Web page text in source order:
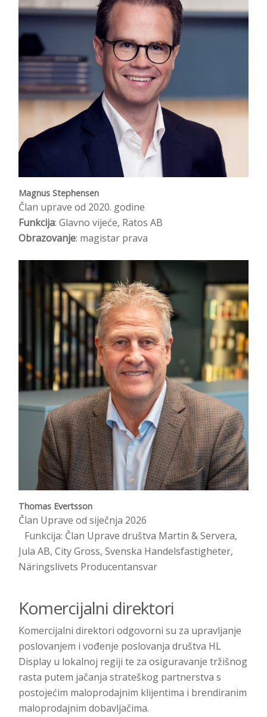
Magnus Stephensen
Član uprave od 2020. godine
Funkcija: Glavno vijeće, Ratos AB
Obrazovanje: magistar prava
Thomas Evertsson
Član Uprave od siječnja 2026
Funkcija: Član Uprave društva Martin & Servera,
Jula AB, City Gross, Svenska Handelsfastigheter,
Näringslivets Producentansvar
Komercijalni direktori
Komercijalni direktori odgovorni su za upravljanje
poslovanjem i vođenje poslovanja društva HL
Display u lokalnoj regiji te za osiguravanje tržišnog
rasta putem jačanja strateškog partnerstva s
postojećim maloprodajnim klijentima i brendiranim
maloprodajnim dobavljačima.